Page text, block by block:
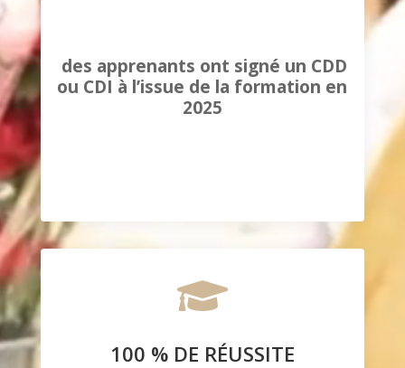
des apprenants ont signé un CDD
ou CDI à l’issue de la formation en
2025

100 % DE RÉUSSITE